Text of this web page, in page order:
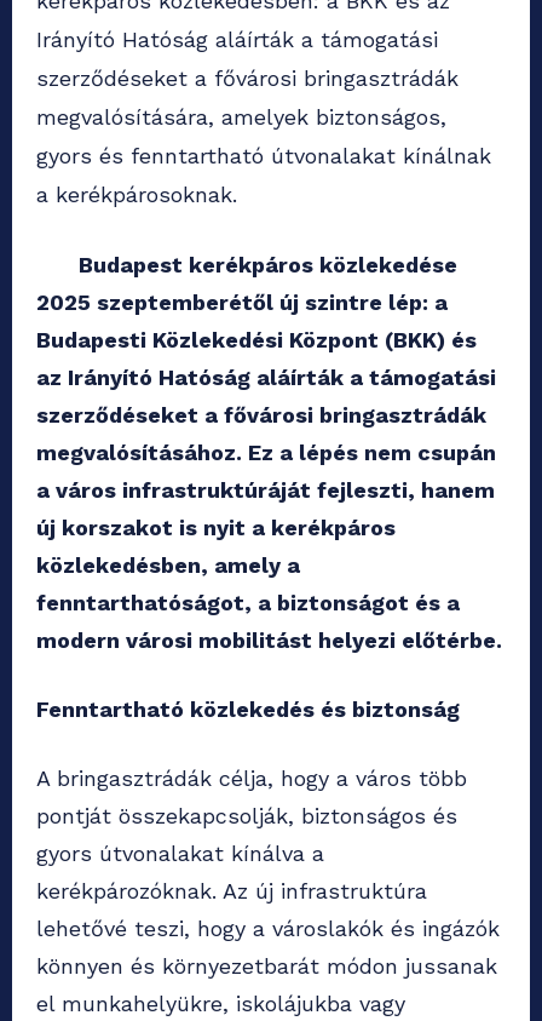
Irányító Hatóság aláírták a támogatási
szerződéseket a fővárosi bringasztrádák
megvalósítására, amelyek biztonságos,
gyors és fenntartható útvonalakat kínálnak
a kerékpárosoknak.
Budapest kerékpáros közlekedése
2025 szeptemberétől új szintre lép: a
Budapesti Közlekedési Központ (BKK) és
az Irányító Hatóság aláírták a támogatási
szerződéseket a fővárosi bringasztrádák
megvalósításához. Ez a lépés nem csupán
a város infrastruktúráját fejleszti, hanem
új korszakot is nyit a kerékpáros
közlekedésben, amely a
fenntarthatóságot, a biztonságot és a
modern városi mobilitást helyezi előtérbe.
Fenntartható közlekedés és biztonság
A bringasztrádák célja, hogy a város több
pontját összekapcsolják, biztonságos és
gyors útvonalakat kínálva a
kerékpározóknak. Az új infrastruktúra
lehetővé teszi, hogy a városlakók és ingázók
könnyen és környezetbarát módon jussanak
el munkahelyükre, iskolájukba vagy